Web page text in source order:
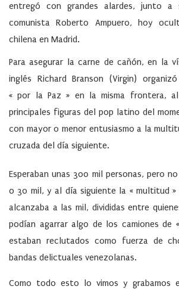
entregó con grandes alardes, junto
comunista Roberto Ampuero, hoy
chilena en Madrid.
Para asegurar la carne de cañón, en la
inglés Richard Branson (Virgin)
« por la Paz » en la misma frontera,
principales figuras del pop latino del
con mayor o menor entusiasmo a la
cruzada del día siguiente.
Esperaban unas 300 mil personas, pero
o 30 mil, y al día siguiente la « multitud »
alcanzaba a las mil, divididas entre
podían agarrar algo de los camiones de
estaban reclutados como fuerza de
bandas delictuales venezolanas.
Como todo esto lo vimos y grabamos